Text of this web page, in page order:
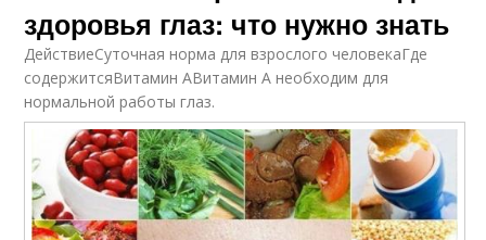
здоровья глаз: что нужно знать
ДействиеСуточная норма для взрослого человекаГде
содержитсяВитамин АВитамин А необходим для
нормальной работы глаз.